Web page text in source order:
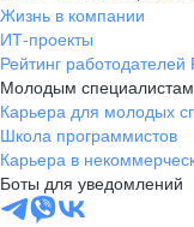
Жизнь в компании
ИТ-проекты
Рейтинг работодателей
Молодым специалистам
Карьера для молодых
Школа программистов
Карьера в
Боты для уведомлений